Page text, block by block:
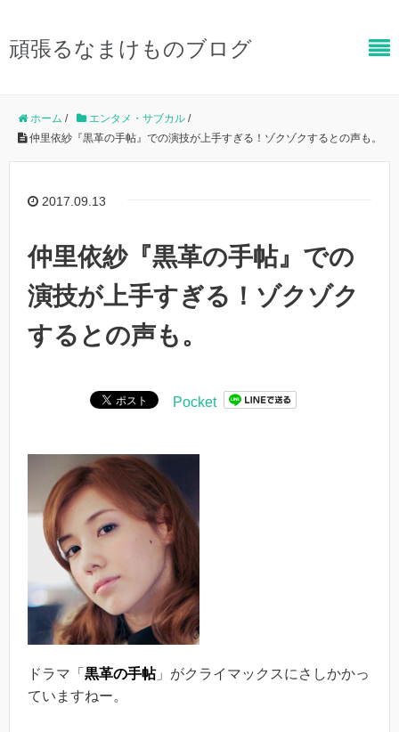
頑張るなまけものブログ
ホーム / エンタメ・サブカル /
仲里依紗『黒革の手帖』での演技が上手すぎる！ゾクゾクするとの声も。
2017.09.13
仲里依紗『黒革の手帖』での
演技が上手すぎる！ゾクゾク
するとの声も。
Pocket
ドラマ「 黒革の手帖」がクライマックスにさしかかっ
ていますねー。